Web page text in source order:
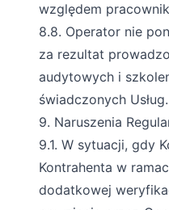
względem
8.8. Operator nie
za rezultat
audytowych i
świadczonych Usług.
9. Naruszenia
9.1. W sytuacji, gdy
Kontrahenta w
dodatkowej